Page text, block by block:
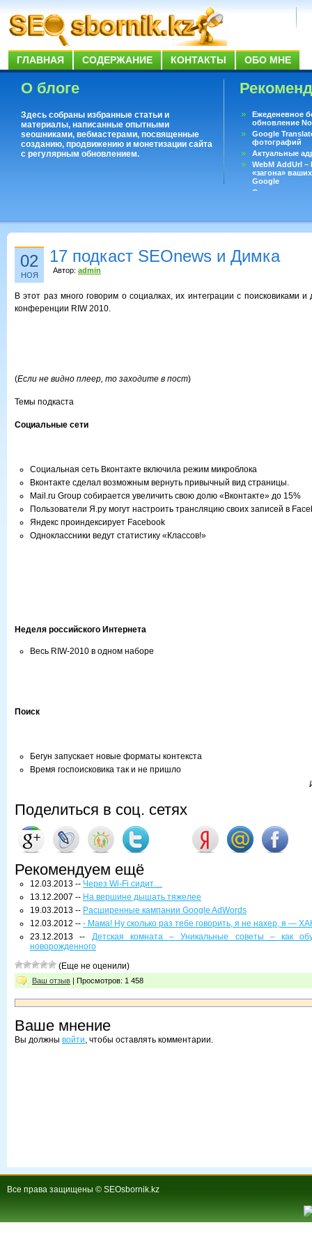
ГЛАВНАЯ СОДЕРЖАНИЕ КОНТАКТЫ ОБО МНЕ
О блоге
Здесь собраны избранные статьи и
материалы, написанные опытными
seoшниками, вебмастерами, посвященные
созданию, продвижению и монетизации сайта
с регулярным обновлением.
Ежеденевное
обновление
Google
фотографий
Актуальные
WebM AddUrl
«загона»
Google
Существует
02
НОЯ
17 подкаст SEOnews и Димка
Автор: admin
В этот раз много говорим о социалках, их интеграции с поисковиками и
конференции RIW 2010.
(Если не видно плеер, то заходите в пост)
Темы подкаста
Социальные сети
Социальная сеть Вконтакте включила режим микроблока
Вконтакте сделал возможным вернуть привычный вид страницы.
Mail.ru Group собирается увеличить свою долю «Вконтакте» до 15%
Пользователи Я.ру могут настроить трансляцию своих записей в
Яндекс проиндексирует Facebook
Одноклассники ведут статистику «Классов!»
Неделя российского Интернета
Весь RIW-2010 в одном наборе
Поиск
Бегун запускает новые форматы контекста
Время госпоисковика так и не пришло
Поделиться в соц. сетях
Рекомендуем ещё
12.03.2013 -- Через Wi-Fi сидит…
13.12.2007 -- На вершине дышать тяжелее
19.03.2013 -- Расширенные кампании Google AdWords
12.03.2012 -- - Мама! Ну сколько раз тебе говорить, я не нахер, я —
23.12.2013 -- Детская комната – Уникальные советы – как
новорожденного
(Еще не оценили)
Ваш отзыв | Просмотров: 1 458
Ваше мнение
Вы должны войти, чтобы оставлять комментарии.
Все права защищены © SEOsbornik.kz